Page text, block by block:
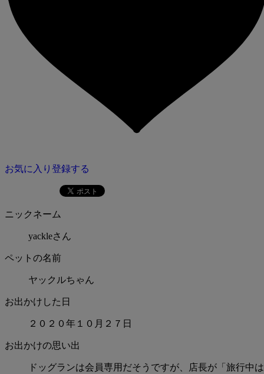
お気に入り登録する
ニックネーム
yackleさん
ペットの名前
ヤックルちゃん
お出かけした日
２０２０年１０月２７日
お出かけの思い出
ドッグランは会員専用だそうですが、店長が「旅行中は